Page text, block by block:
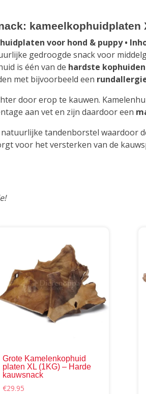
kameelkophuidplaten
voor hond & puppy •
gedroogde snack voor
is één van de hardste kophuiden
met bijvoorbeeld een
door erop te kauwen.
aan vet en zijn daardoor een
tandenborstel waardoor
voor het versterken van de
Grote Kamelenkophuid
platen XL (1KG) – Harde
kauwsnack
€29.95